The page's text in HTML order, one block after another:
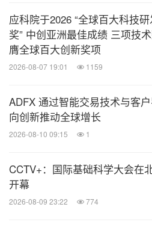
势，打造中国制造的品牌效
军？
德国“隐形冠军”之父赫尔曼•
冠军公司的全球化程度总体
新格局下，中国企业家应主
在圆桌对话环节，上海交大
心主任高晶鑫与隐形冠军获
应科院于2026 “全球百大科技研
奖” 中创亚洲最佳成绩 三项技
膺全球百大创新奖项
2026-08-07 19:01 1159
ADFX 通过智能交易技术与客
向创新推动全球增长
2026-08-10 09:15 1
CCTV+：国际基础科学大会在
开幕
2026-08-09 23:22 774